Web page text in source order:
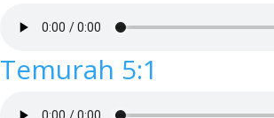
Temurah 5:1